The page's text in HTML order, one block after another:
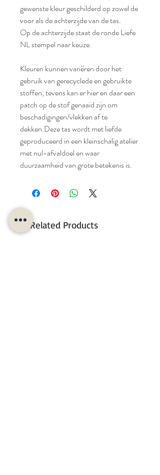
gewenste kleur geschilderd op zowel de
voor als de achterzijde van de tas.
Op de achterzijde staat de ronde Liefe
NL stempel naar keuze.
Kleuren kunnen variëren door het
gebruik van gerecyclede en gebruikte
stoffen, tevens kan er hier en daar een
patch op de stof genaaid zijn om
beschadigingen/vlekken af te
dekken.Deze tas wordt met liefde
geproduceerd in een kleinschalig atelier
met nul-afvaldoel en waar
duurzaamheid van grote betekenis is.
Related Products